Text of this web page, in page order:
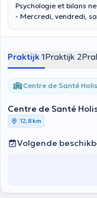
Psychologie et bilans
- Mercredi, vendredi,
Praktijk 1Praktijk 2
Centre de Santé
Centre de Santé
12,8 km
Volgende